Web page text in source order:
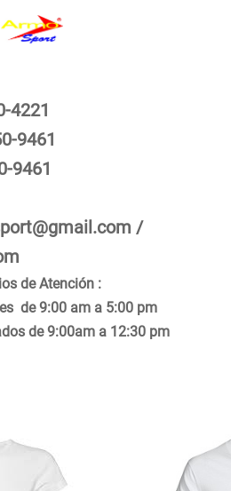
4221
9461
9461
/
de Atención :
de 9:00 am a 5:00 pm
a 12:30 pm